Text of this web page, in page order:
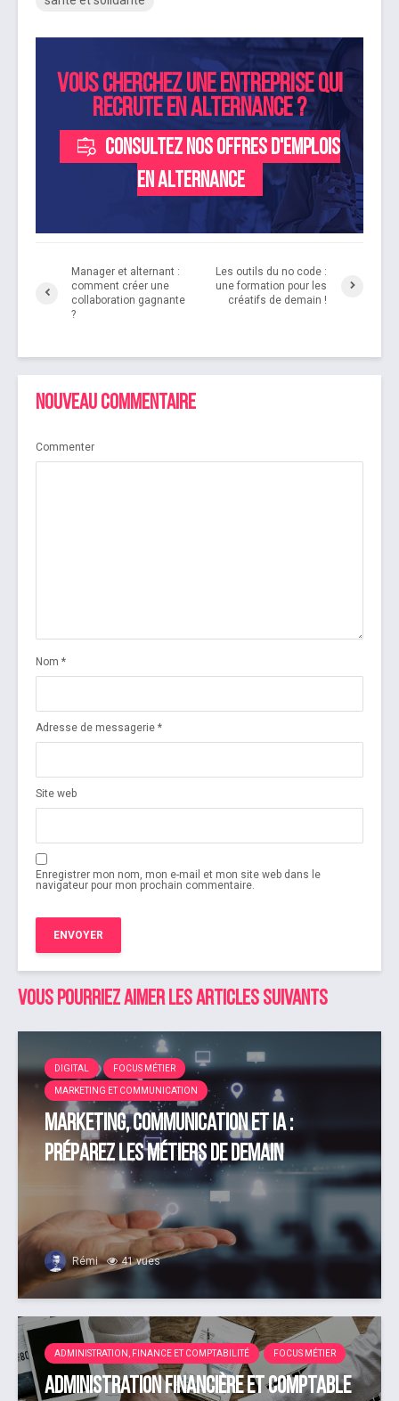
Vous cherchez une entreprise qui
recrute en alternance ?
Consultez nos offres d'emplois
en alternance
Manager et alternant :
comment créer une
collaboration gagnante
?
Les outils du no code :
une formation pour les
créatifs de demain !
Nouveau commentaire
Commenter
Nom *
Adresse de messagerie *
Site web
Enregistrer mon nom, mon e-mail et mon site web dans le
navigateur pour mon prochain commentaire.
Vous pourriez aimer les articles suivants
DIGITAL FOCUS MÉTIER
MARKETING ET COMMUNICATION
Marketing, Communication et IA :
préparez les métiers de demain
Rémi 41 vues
ADMINISTRATION, FINANCE ET COMPTABILITÉ FOCUS MÉTIER
Administration financière et comptable